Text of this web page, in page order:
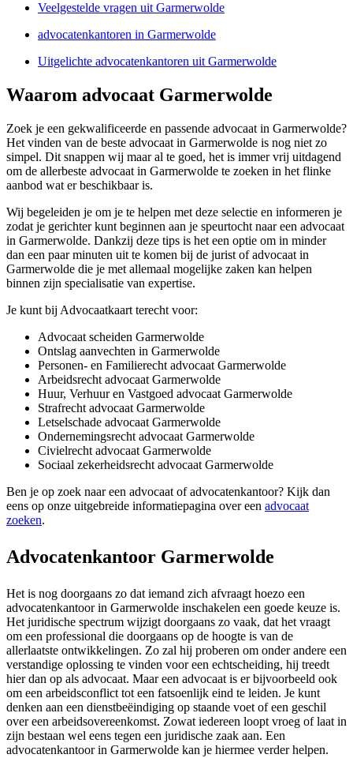
Veelgestelde vragen uit Garmerwolde
advocatenkantoren in Garmerwolde
Uitgelichte advocatenkantoren uit Garmerwolde
Waarom advocaat Garmerwolde
Zoek je een gekwalificeerde en passende advocaat in Garmerwolde?
Het vinden van de beste advocaat in Garmerwolde is nog niet zo
simpel. Dit snappen wij maar al te goed, het is immer vrij uitdagend
om de allerbeste advocaat in Garmerwolde te zoeken in het flinke
aanbod wat er beschikbaar is.
Wij begeleiden je om je te helpen met deze selectie en informeren je
zodat je gerichter kunt beginnen aan je speurtocht naar een advocaat
in Garmerwolde. Dankzij deze tips is het een optie om in minder
dan een paar minuten uit te komen bij de jurist of advocaat in
Garmerwolde die je met allemaal mogelijke zaken kan helpen
binnen zijn specialisatie van expertise.
Je kunt bij Advocaatkaart terecht voor:
Advocaat scheiden Garmerwolde
Ontslag aanvechten in Garmerwolde
Personen- en Familierecht advocaat Garmerwolde
Arbeidsrecht advocaat Garmerwolde
Huur, Verhuur en Vastgoed advocaat Garmerwolde
Strafrecht advocaat Garmerwolde
Letselschade advocaat Garmerwolde
Ondernemingsrecht advocaat Garmerwolde
Civielrecht advocaat Garmerwolde
Sociaal zekerheidsrecht advocaat Garmerwolde
Ben je op zoek naar een advocaat of advocatenkantoor? Kijk dan
eens op onze uitgebreide informatiepagina over een advocaat
zoeken.
Advocatenkantoor Garmerwolde
Het is nog doorgaans zo dat iemand zich afvraagt hoezo een
advocatenkantoor in Garmerwolde inschakelen een goede keuze is.
Het juridische spectrum wijzigt doorgaans zo vaak, dat het vraagt
om een professional die doorgaans op de hoogte is van de
allerlaatste ontwikkelingen. Zo zal hij proberen om onder andere een
verstandige oplossing te vinden voor een echtscheiding, hij treedt
hier dan op als advocaat. Maar een advocaat is er bijvoorbeeld ook
om een arbeidsconflict tot een fatsoenlijk eind te leiden. Je kunt
denken aan een dienstbeëindiging op staande voet of een geschil
over een arbeidsovereenkomst. Zowat iedereen loopt vroeg of laat in
zijn bestaan wel eens tegen een juridische zaak aan. Een
advocatenkantoor in Garmerwolde kan je hiermee verder helpen.